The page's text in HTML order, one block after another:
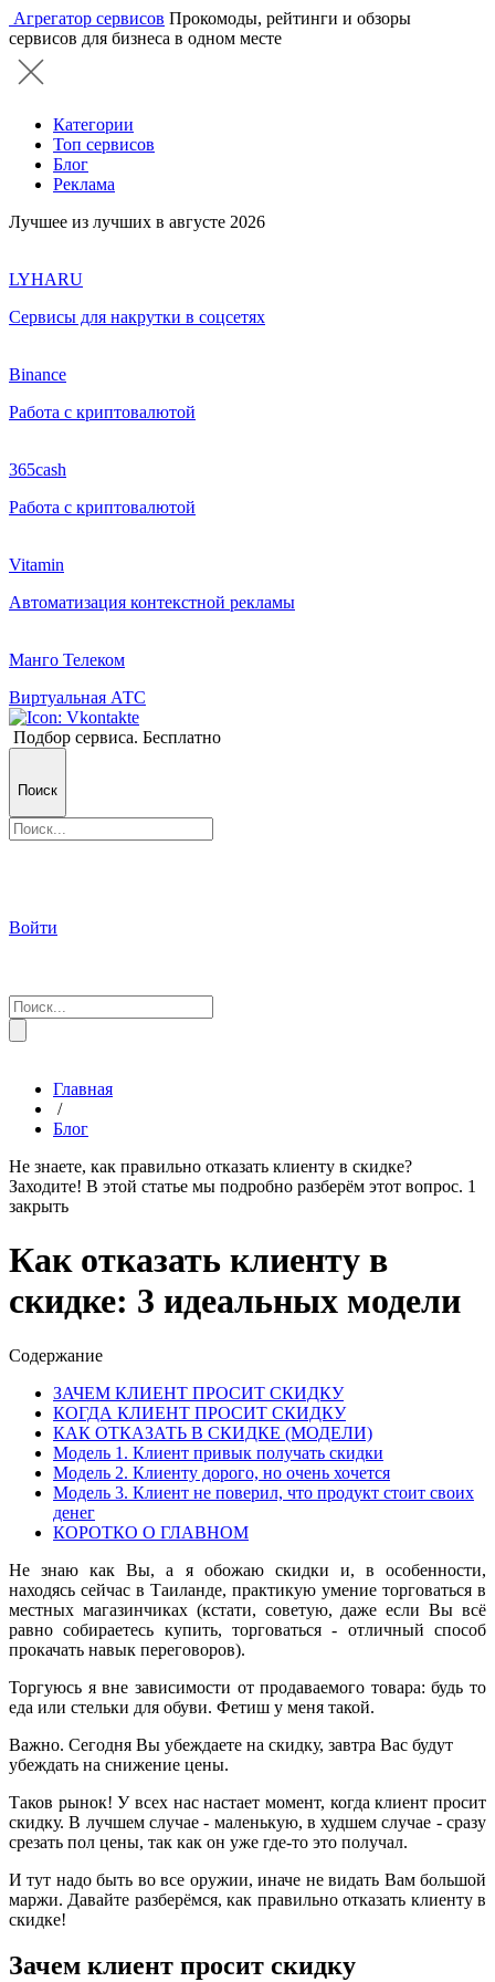
Агрегатор сервисов Прокомоды, рейтинги и обзоры
сервисов для бизнеса в одном месте
Категории
Топ сервисов
Блог
Реклама
Лучшее из лучших в августе 2026
LYHARU
Сервисы для накрутки в соцсетях
Binance
Работа с криптовалютой
365cash
Работа с криптовалютой
Vitamin
Автоматизация контекстной рекламы
Манго Телеком
Виртуальная АТС
Подбор сервиса. Бесплатно
Поиск
Войти
Главная
/
Блог
Не знаете, как правильно отказать клиенту в скидке?
Заходите! В этой статье мы подробно разберём этот вопрос. 1
закрыть
Как отказать клиенту в
скидке: 3 идеальных модели
Содержание
ЗАЧЕМ КЛИЕНТ ПРОСИТ СКИДКУ
КОГДА КЛИЕНТ ПРОСИТ СКИДКУ
КАК ОТКАЗАТЬ В СКИДКЕ (МОДЕЛИ)
Модель 1. Клиент привык получать скидки
Модель 2. Клиенту дорого, но очень хочется
Модель 3. Клиент не поверил, что продукт стоит своих
денег
КОРОТКО О ГЛАВНОМ
Не знаю как Вы, а я обожаю скидки и, в особенности,
находясь сейчас в Таиланде, практикую умение торговаться в
местных магазинчиках (кстати, советую, даже если Вы всё
равно собираетесь купить, торговаться - отличный способ
прокачать навык переговоров).
Торгуюсь я вне зависимости от продаваемого товара: будь то
еда или стельки для обуви. Фетиш у меня такой.
Важно. Сегодня Вы убеждаете на скидку, завтра Вас будут
убеждать на снижение цены.
Таков рынок! У всех нас настает момент, когда клиент просит
скидку. В лучшем случае - маленькую, в худшем случае - сразу
срезать пол цены, так как он уже где-то это получал.
И тут надо быть во все оружии, иначе не видать Вам большой
маржи. Давайте разберёмся, как правильно отказать клиенту в
скидке!
Зачем клиент просит скидку